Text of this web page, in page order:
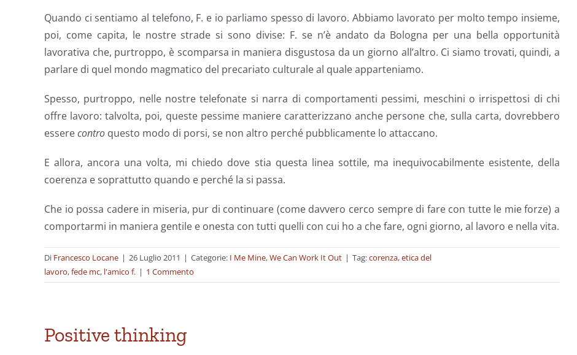
Quando ci sentiamo al telefono, F. e io parliamo spesso di lavoro. Abbiamo lavorato per molto tempo insieme,
poi, come capita, le nostre strade si sono divise: F. se n’è andato da Bologna per una bella opportunità
lavorativa che, purtroppo, è scomparsa in maniera disgustosa da un giorno all’altro. Ci siamo trovati, quindi, a
parlare di quel mondo magmatico del precariato culturale al quale apparteniamo.
Spesso, purtroppo, nelle nostre telefonate si narra di comportamenti pessimi, meschini o irrispettosi di chi
offre lavoro: talvolta, poi, queste pessime maniere caratterizzano anche persone che, sulla carta, dovrebbero
esserecontro questo modo di porsi, se non altro perché pubblicamente lo attaccano.
E allora, ancora una volta, mi chiedo dove stia questa linea sottile, ma inequivocabilmente esistente, della
coerenza e soprattutto quando e perché la si passa.
Che io possa cadere in miseria, pur di continuare (come davvero cerco sempre di fare con tutte le mie forze) a
comportarmi in maniera gentile e onesta con tutti quelli con cui ho a che fare, ogni giorno, al lavoro e nella vita.
Di Francesco Locane | 26 Luglio 2011 | Categorie: I Me Mine,We Can Work It Out | Tag:corenza,etica del
lavoro,fede mc, l'amico f. | 1 Commento
Positive thinking